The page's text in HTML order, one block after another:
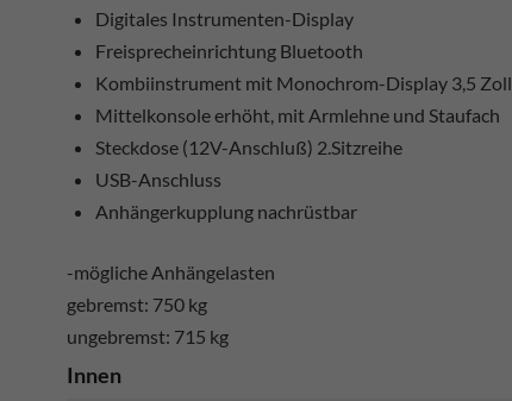
Digitales Instrumenten-Display
Freisprecheinrichtung Bluetooth
Kombiinstrument mit Monochrom-Display 3,5 Zoll
Mittelkonsole erhöht, mit Armlehne und Staufach
Steckdose (12V-Anschluß) 2.Sitzreihe
USB-Anschluss
Anhängerkupplung nachrüstbar
-mögliche Anhängelasten
gebremst: 750 kg
ungebremst: 715 kg
Innen